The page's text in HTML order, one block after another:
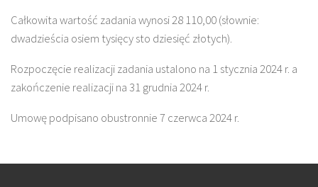
Całkowita wartość zadania wynosi 28 110,00 (słownie:
dwadzieścia osiem tysięcy sto dziesięć złotych).
Rozpoczęcie realizacji zadania ustalono na 1 stycznia 2024 r. a
zakończenie realizacji na 31 grudnia 2024 r.
Umowę podpisano obustronnie 7 czerwca 2024 r.